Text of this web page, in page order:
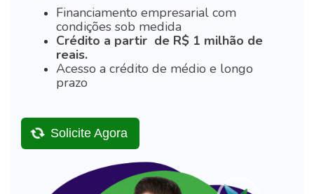
Financiamento empresarial com
condições sob medida
Crédito a partir de R$ 1 milhão de
reais.
Acesso a crédito de médio e longo
prazo
Solicite Agora